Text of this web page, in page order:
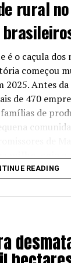
a
Group,
da Summit,
com forte
renováveis.
ampliar a
crescimento
expansão
rural
é o caçula
começou
2025. Antes
de 470
de
READING